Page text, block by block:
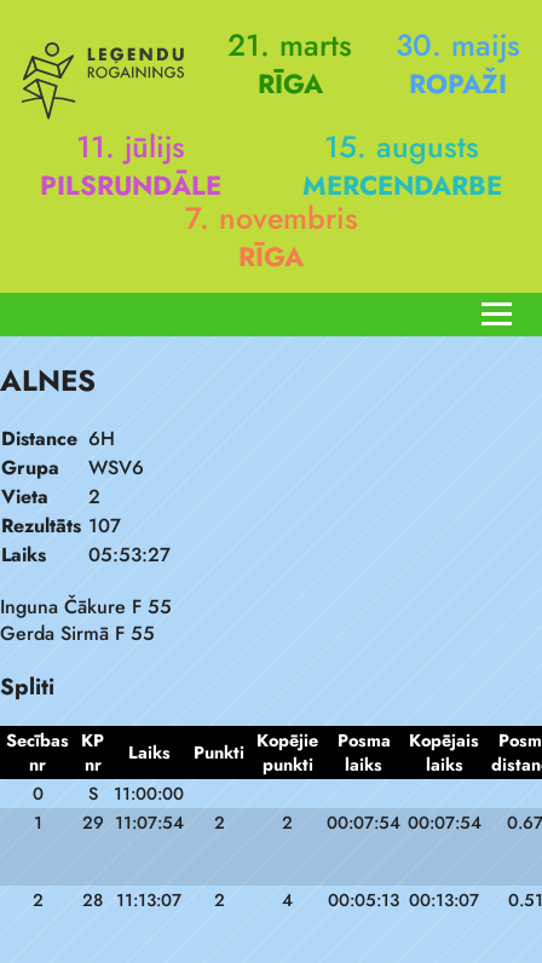
21. marts
RĪGA
30. maijs
ROPAŽI
11. jūlijs
PILSRUNDĀLE
15. augusts
MERCENDARBE
7. novembris
RĪGA
ALNES
Distance 6H
Grupa
WSV6
Vieta
2
Rezultāts 107
Laiks
05:53:27
Inguna Čākure F 55
Gerda Sirmā F 55
Spliti
Secības
nr
KP
nr
Laiks Punkti Kopējie
punkti
Posma
laiks
Kopējais
laiks
0
S
11:00:00
1
29 11:07:54 2 2 00:07:54 00:07:54 0.67
2 28 11:13:07 2 4 00:05:13 00:13:07 0.51